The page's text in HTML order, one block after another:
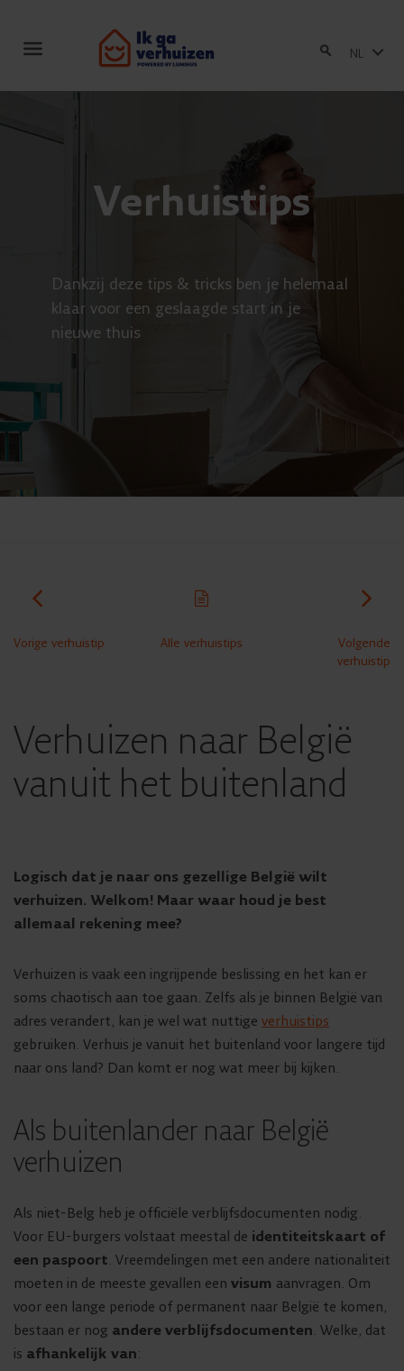
Toggle
NL
Verhuistips
Dankzij deze tips & tricks ben je helemaal
klaar voor een geslaagde start in je
nieuwe thuis
Vorige verhuistip Alle verhuistips
Volgende
verhuistip
Verhuizen naar België
vanuit het buitenland
Logisch dat je naar ons gezellige België wilt
verhuizen. Welkom! Maar waar houd je best
allemaal rekening mee?
Verhuizen is vaak een ingrijpende beslissing en het kan er
soms chaotisch aan toe gaan. Zelfs als je binnen België van
adres verandert, kan je wel wat nuttige verhuistips
gebruiken. Verhuis je vanuit het buitenland voor langere tijd
naar ons land? Dan komt er nog wat meer bij kijken.
Als buitenlander naar België
verhuizen
Als niet-Belg heb je officiële verblijfsdocumenten nodig.
Voor EU-burgers volstaat meestal de identiteitskaart of
een paspoort. Vreemdelingen met een andere nationaliteit
moeten in de meeste gevallen een visum aanvragen. Om
voor een lange periode of permanent naar België te komen,
bestaan er nog andere verblijfsdocumenten. Welke, dat
is afhankelijk van: